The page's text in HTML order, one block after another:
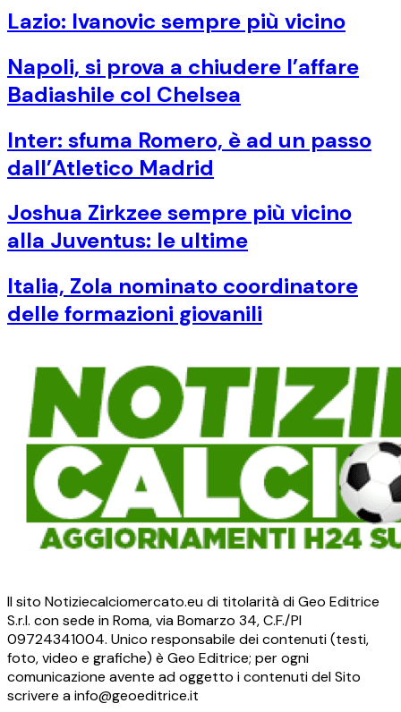
Lazio: Ivanovic sempre più vicino
Napoli, si prova a chiudere l’affare
Badiashile col Chelsea
Inter: sfuma Romero, è ad un passo
dall’Atletico Madrid
Joshua Zirkzee sempre più vicino
alla Juventus: le ultime
Italia, Zola nominato coordinatore
delle formazioni giovanili
Il sito Notiziecalciomercato.eu di titolarità di Geo Editrice
S.r.l. con sede in Roma, via Bomarzo 34, C.F./PI
09724341004. Unico responsabile dei contenuti (testi,
foto, video e grafiche) è Geo Editrice; per ogni
comunicazione avente ad oggetto i contenuti del Sito
scrivere a info@geoeditrice.it